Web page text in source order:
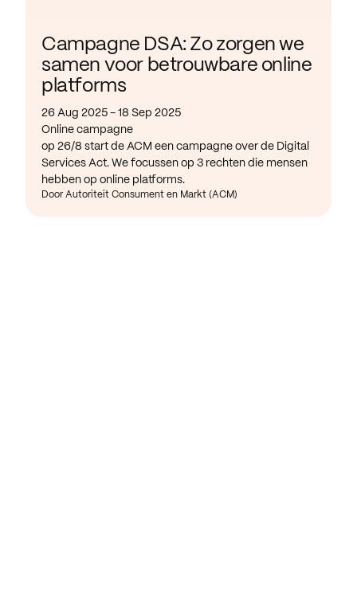
Campagne DSA: Zo zorgen we
samen voor betrouwbare online
platforms
26 Aug 2025 - 18 Sep 2025
Online campagne
op 26/8 start de ACM een campagne over de Digital
Services Act. We focussen op 3 rechten die mensen
hebben op online platforms.
Door Autoriteit Consument en Markt (ACM)